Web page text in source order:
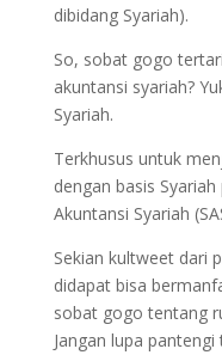
dibidang Syariah).
So, sobat gogo
akuntansi syariah?
Syariah.
Terkhusus untuk
dengan basis
Akuntansi Syariah
Sekian kultweet dari
didapat bisa
sobat gogo tentang
Jangan lupa